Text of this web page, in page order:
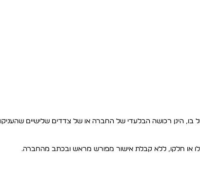
בו, הינן רכושה הבלעדי של החברה או של צדדים שלישיים שהעניקו
או חלקו, ללא קבלת אישור מפורש מראש ובכתב מהחברה.